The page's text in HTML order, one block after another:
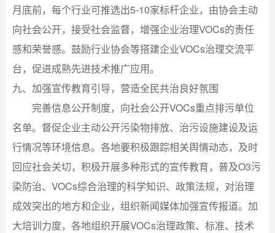
月底前，每个行业可推选出5-10家标杆企业，由协会主动
向社会公开，接受社会监督，增强企业治理VOCs的责任
感和荣誉感。鼓励行业协会等搭建企业VOCs治理交流平
台，促进成熟先进技术推广应用。
九、加强宣传教育引导，营造全民共治良好氛围
完善信息公开制度，向社会公开VOCs重点排污单位
名单。督促企业主动公开污染物排放、治污设施建设及运
行情况等环境信息。各地要积极跟踪相关舆情动态，及时
回应社会关切，积极开展多种形式的宣传教育，普及O3污
染防治、VOCs综合治理的科学知识、政策法规，对治理
成效突出的地方和企业，组织新闻媒体加强宣传报道。加
大培训力度，各地组织开展VOCs治理政策、标准、技术